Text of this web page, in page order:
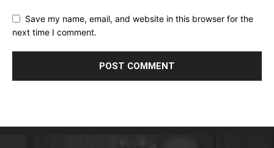
Save my name, email, and website in this browser for the
next time I comment.